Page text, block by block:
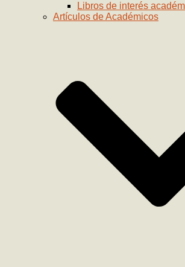
Libros de interés
Artículos de Académicos